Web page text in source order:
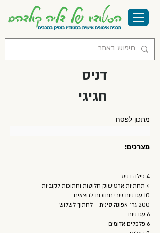
דניס
חגיגי
מתכון לפסח
מצרכים:
4 פילה דניס
4 תחתיות ארטישוק חלוטות וחתוכות לקוביות
10 עגבניות שרי חתוכות לחצאים
200 גר´ אפונה סינית – לחתוך לשלוש
6 עגבניות
6 פלפלים אדומים